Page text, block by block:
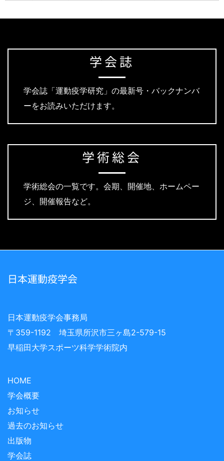
学会誌
学会誌「運動疫学研究」の最新号・バックナンバ
ーをお読みいただけます。
学術総会
学術総会の一覧です。会期、開催地、ホームペー
ジ、開催報告など。
日本運動疫学会
日本運動疫学会事務局
〒359-1192 埼玉県所沢市三ヶ島2-579-15
早稲田大学スポーツ科学学術院内
HOME
学会概要
お知らせ
過去のお知らせ
出版物
学会誌